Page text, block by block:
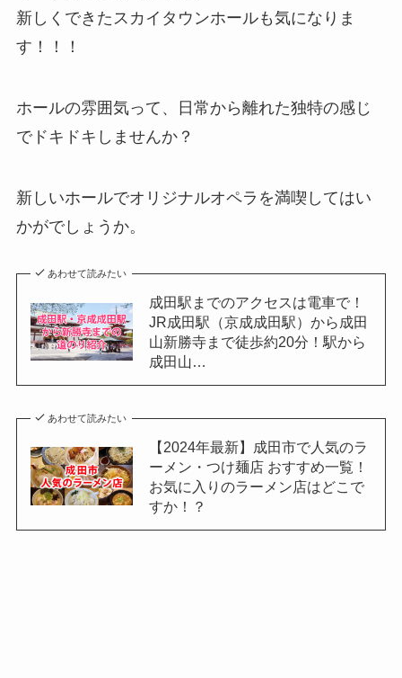
新しくできたスカイタウンホールも気になりま
す！！！
ホールの雰囲気って、日常から離れた独特の感じ
でドキドキしませんか？
新しいホールでオリジナルオペラを満喫してはい
かがでしょうか。
あわせて読みたい
成田駅までのアクセスは電車で！
JR成田駅（京成成田駅）から成田
山新勝寺まで徒歩約20分！駅から
成田山…
あわせて読みたい
【2024年最新】成田市で人気のラ
ーメン・つけ麺店 おすすめ一覧！
お気に入りのラーメン店はどこで
すか！？